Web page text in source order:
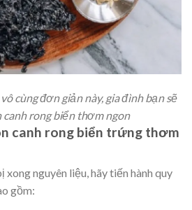
cùng đơn giản này, gia đình bạn sẽ
rong biển thơm ngon
canh rong biển trứng thơm
xong nguyên liệu, hãy tiến hành quy
gồm: